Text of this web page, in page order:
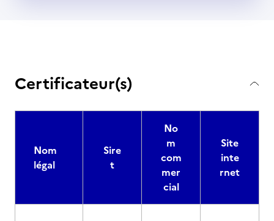
Certificateur(s)
Nom
légal
Sire
t
No
m
com
mer
cial
Site
inte
rnet